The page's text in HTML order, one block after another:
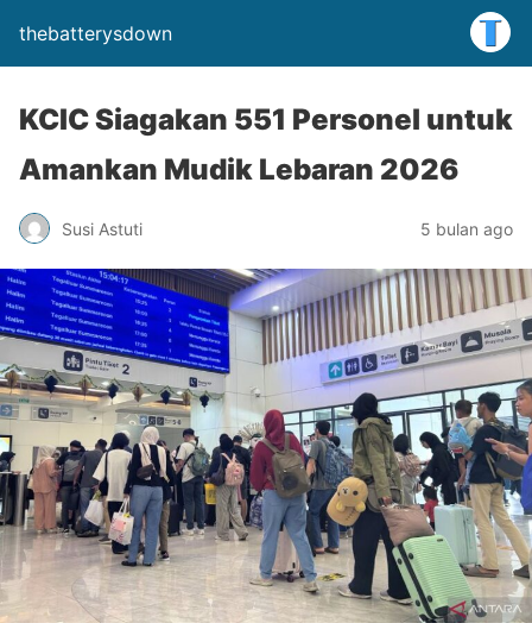
thebatterysdown
KCIC Siagakan 551 Personel untuk
Amankan Mudik Lebaran 2026
Susi Astuti 5 bulan ago